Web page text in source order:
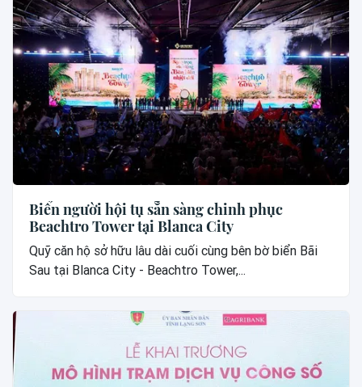
Biển người hội tụ sẵn sàng chinh phục
Beachtro Tower tại Blanca City
Quỹ căn hộ sở hữu lâu dài cuối cùng bên bờ biển Bãi
Sau tại Blanca City - Beachtro Tower,...